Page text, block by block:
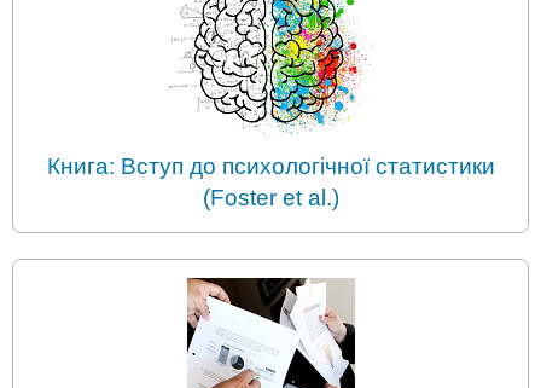
Книга: Вступ до психологічної статистики
(Foster et al.)